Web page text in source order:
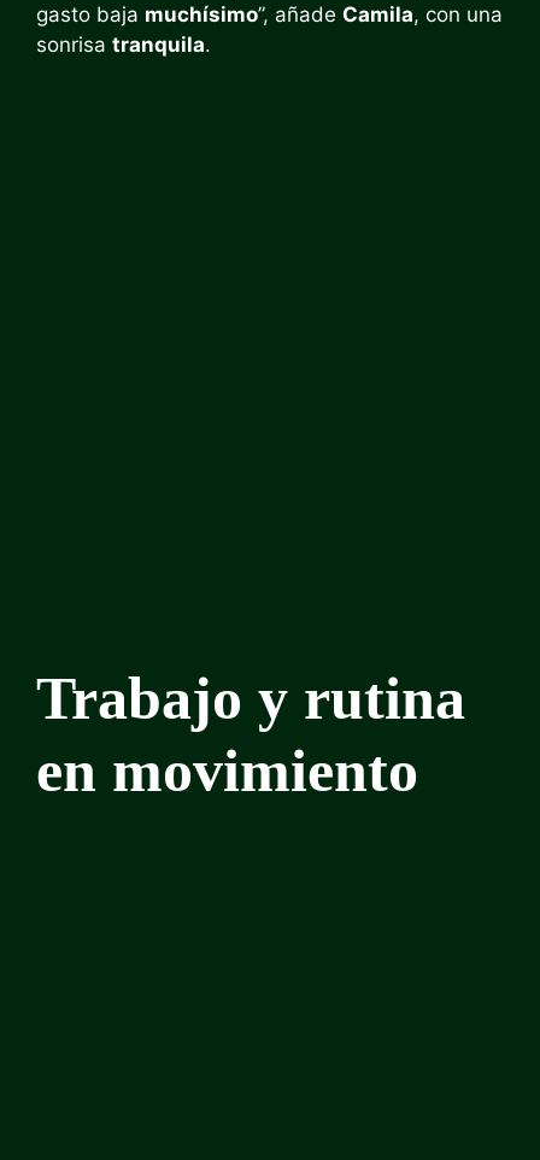
gasto baja muchísimo”, añade Camila, con una
sonrisa tranquila.
Trabajo y rutina
en movimiento